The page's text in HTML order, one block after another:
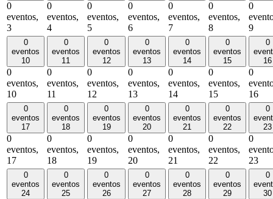
0
eventos,
3
0
eventos,
4
0
eventos,
5
0
eventos,
6
0
eventos,
7
0
eventos,
8
0
9
0
eventos
10
0
eventos,
10
0
eventos
11
0
eventos,
11
0
eventos
12
0
eventos,
12
0
eventos
13
0
eventos,
13
0
eventos
14
0
eventos,
14
0
eventos
15
0
eventos,
15
0
16
0
16
0
eventos
17
0
eventos,
17
0
eventos
18
0
eventos,
18
0
eventos
19
0
eventos,
19
0
eventos
20
0
eventos,
20
0
eventos
21
0
eventos,
21
0
eventos
22
0
eventos,
22
0
23
0
23
0
eventos
24
0
eventos
25
0
eventos
26
0
eventos
27
0
eventos
28
0
eventos
29
0
30